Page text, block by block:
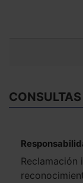
CONSULTAS
Reclamación